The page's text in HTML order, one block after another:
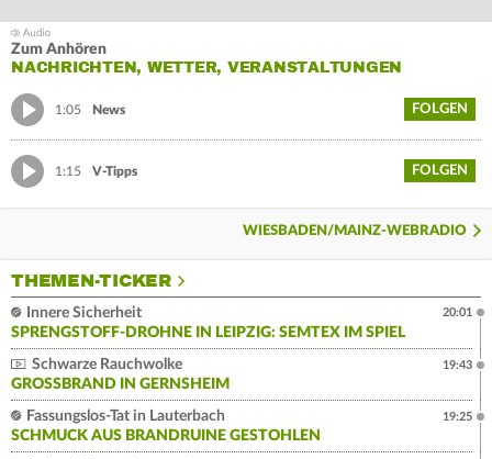
Zum Anhören
NACHRICHTEN, WETTER, VERANSTALTUNGEN
1:05 News FOLGEN
1:15 V-Tipps FOLGEN
WIESBADEN/MAINZ-WEBRADIO
THEMEN-TICKER
Innere Sicherheit
SPRENGSTOFF-DROHNE IN LEIPZIG: SEMTEX IM SPIEL
20:01
Schwarze Rauchwolke
GROSSBRAND IN GERNSHEIM
19:43
Fassungslos-Tat in Lauterbach
SCHMUCK AUS BRANDRUINE GESTOHLEN
19:25